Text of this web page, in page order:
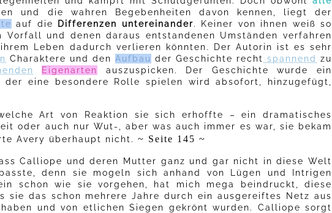
und die wahren Begebenheiten davon kennen, liegt der
auf die Differenzen untereinander. Keiner von ihnen weiß so
und denen daraus entstandenen Umständen verfahren
Leben dadurch verlieren könnten. Der Autorin ist es sehr
Charaktere und den Aufbau der Geschichte recht spannend
zu
Eigenarten
auszuspicken. Der Geschichte wurde ein
der eine besondere Rolle spielen wird absofort, hinzugefügt,
Art von Reaktion sie sich erhoffte – ein dramatisches
oder auch nur Wut-, aber was auch immer es war, sie bekam
Avery überhaupt nicht. ~ Seite 145 ~
Calliope und deren Mutter ganz und gar nicht in diese Welt
denn sie mogeln sich anhand von Lügen und Intrigen
schon wie sie vorgehen, hat mich mega beindruckt, diese
sie das schon mehrere Jahre durch ein ausgereiftes Netz aus
und von etlichen Siegen gekrönt wurden. Calliope sorgt